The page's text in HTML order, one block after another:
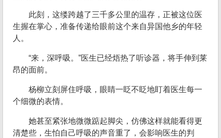
此刻，这缕跨越了三千多公里的温存，正被这位医
生握在掌心，准备传递给眼前这个来自异国他乡的年轻
人。
“来，深呼吸。”医生已经焐热了听诊器，将手伸到莱
昂的面前。
杨柳立刻屏住呼吸，眼睛一眨不眨地盯着医生每一
个细微的表情。
她甚至紧张地微微踮起脚尖，仿佛这样就能看得更
清楚些，生怕自己呼吸的声音重了，会影响医生的判